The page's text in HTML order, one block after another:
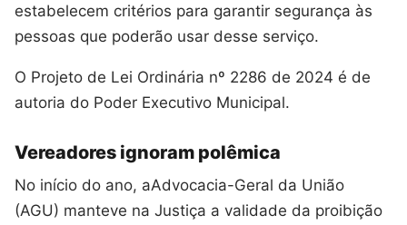
estabelecem critérios para garantir segurança às
pessoas que poderão usar desse serviço.
O Projeto de Lei Ordinária nº 2286 de 2024 é de
autoria do Poder Executivo Municipal.
Vereadores ignoram polêmica
No início do ano, aAdvocacia-Geral da União
(AGU) manteve na Justiça a validade da proibição